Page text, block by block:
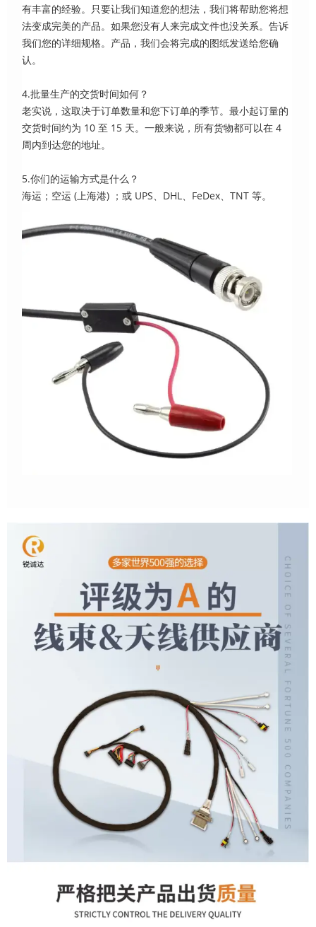
有丰富的经验。只要让我们知道您的想法，我们将帮助您将想
法变成完美的产品。如果您没有人来完成文件也没关系。告诉
我们您的详细规格。产品，我们会将完成的图纸发送给您确
认。
4.批量生产的交货时间如何？
老实说，这取决于订单数量和您下订单的季节。最小起订量的
交货时间约为 10 至 15 天。一般来说，所有货物都可以在 4
周内到达您的地址。
5.你们的运输方式是什么？
海运；空运 (上海港) ；或 UPS、DHL、FeDex、TNT 等。